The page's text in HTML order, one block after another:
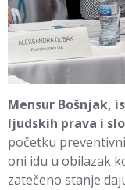
Mensur Bošnjak,
ljudskih prava i
početku
oni idu u obilazak
zatečeno stanje